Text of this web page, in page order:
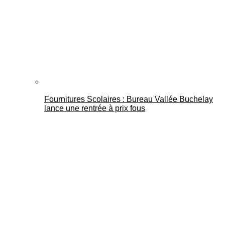
Fournitures Scolaires : Bureau Vallée Buchelay
lance une rentrée à prix fous